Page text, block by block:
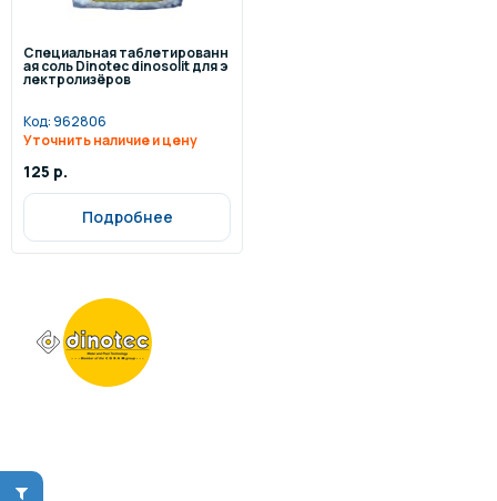
Специальная таблетированн
ая соль Dinotec dinosolit для э
лектролизёров
Код:962806
Уточнить наличие и цену
125 р.
Подробнее